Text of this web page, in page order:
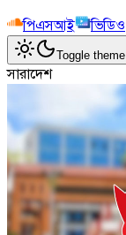
পিএসআই
ভিডিও
Toggle theme
সারাদেশ